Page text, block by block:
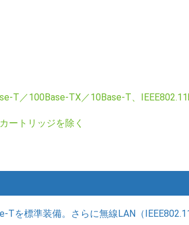
T／100Base-TX／10Base-T、
ートリッジを除く
Tを標準装備。さらに無線LAN（